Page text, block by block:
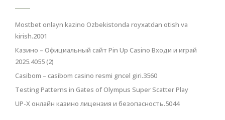
Mostbet onlayn kazino Ozbekistonda royxatdan otish va
kirish.2001
Казино – Официальный сайт Pin Up Casino Входи и играй
2025.4055 (2)
Casibom – casibom casino resmi gncel giri.3560
Testing Patterns in Gates of Olympus Super Scatter Play
UP-X онлайн казино лицензия и безопасность.5044